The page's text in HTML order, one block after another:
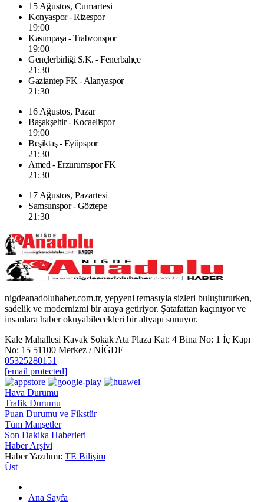
15 Ağustos, Cumartesi
Konyaspor - Rizespor
19:00
Kasımpaşa - Trabzonspor
19:00
Gençlerbirliği S.K. - Fenerbahçe
21:30
Gaziantep FK - Alanyaspor
21:30
16 Ağustos, Pazar
Başakşehir - Kocaelispor
19:00
Beşiktaş - Eyüpspor
21:30
Amed - Erzurumspor FK
21:30
17 Ağustos, Pazartesi
Samsunspor - Göztepe
21:30
nigdeanadoluhaber.com.tr, yepyeni temasıyla sizleri buluştururken,
sadelik ve modernizmi bir araya getiriyor. Şatafattan kaçınıyor ve
insanlara haber okuyabilecekleri bir altyapı sunuyor.
Kale Mahallesi Kavak Sokak Ata Plaza Kat: 4 Bina No: 1 İç Kapı
No: 15 51100 Merkez / NİĞDE
05325280151
[email protected]
Hava Durumu
Trafik Durumu
Puan Durumu ve Fikstür
Tüm Manşetler
Son Dakika Haberleri
Haber Arşivi
Haber Yazılımı: TE Bilişim
Üst
Ana Sayfa